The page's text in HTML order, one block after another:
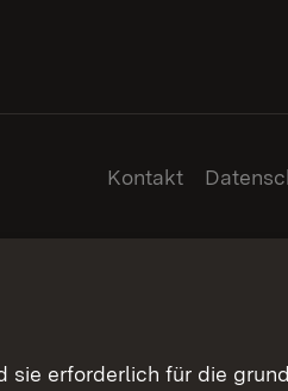
Kontakt
erforderlich für die